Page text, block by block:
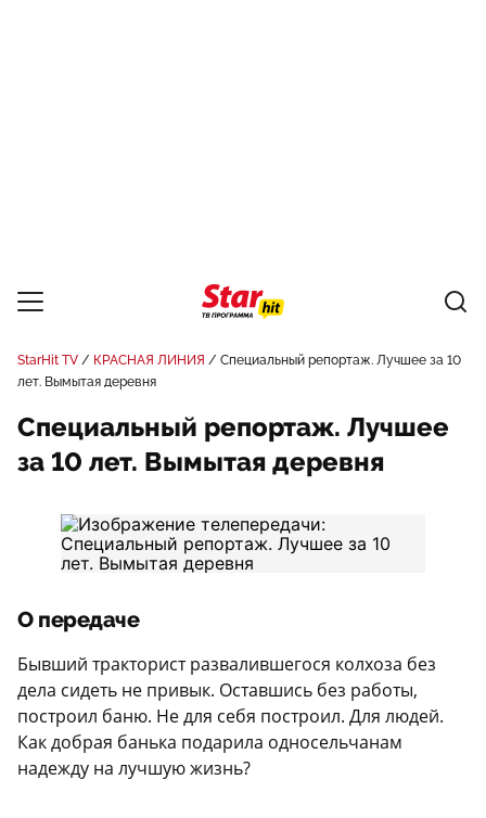
StarHit TV КРАСНАЯ ЛИНИЯ
Специальный репортаж. Лучшее за 10
лет. Вымытая деревня
Специальный репортаж. Лучшее
за 10 лет. Вымытая деревня
О передаче
Бывший тракторист развалившегося колхоза без
дела сидеть не привык. Оставшись без работы,
построил баню. Не для себя построил. Для людей.
Как добрая банька подарила односельчанам
надежду на лучшую жизнь?